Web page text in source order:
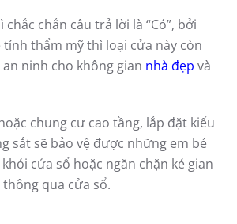
chắn câu trả lời là “Có”, bởi
tính thẩm mỹ thì loại cửa này còn
ninh cho không gian nhà đẹp và
chung cư cao tầng, lắp đặt kiểu
sắt sẽ bảo vệ được những em bé
cửa sổ hoặc ngăn chặn kẻ gian
qua cửa sổ.